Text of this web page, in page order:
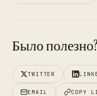
Было
TWITTER
EMAIL COPY